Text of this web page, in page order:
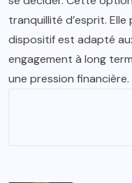
tranquillité d’esprit. Elle
dispositif est adapté
engagement à long
une pression financière.